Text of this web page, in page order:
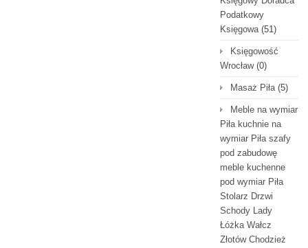
Podatkowy
Księgowa(51)
Księgowość
Wrocław(0)
Masaż Piła(5)
Meble na wymiar
Piła kuchnie na
wymiar Piła szafy
pod zabudowę
meble kuchenne
pod wymiar Piła
Stolarz Drzwi
Schody Lady
Łóżka Wałcz
Złotów Chodzież